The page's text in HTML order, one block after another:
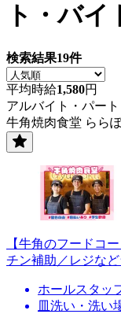
ト・バ
検索結果19件
平均時給1,580円
アルバイト・パート
牛角焼肉食堂 らら
【牛角のフードコ
チン補助／レジな
ホールスタッ
皿洗い・洗い